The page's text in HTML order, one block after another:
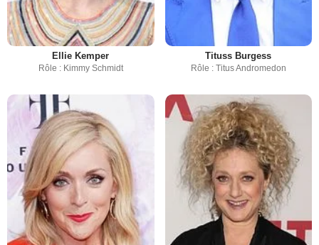
Ellie Kemper
Rôle : Kimmy Schmidt
Tituss Burgess
Rôle : Titus Andromedon